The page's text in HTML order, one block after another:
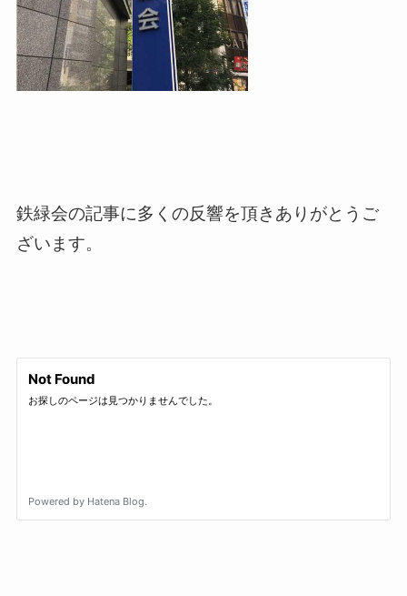
鉄緑会の記事に多くの反響を頂きありがとうご
ざいます。